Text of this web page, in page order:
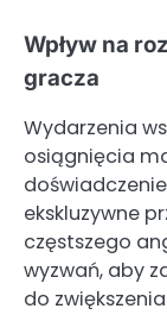
Wpływ na
gracza
Wydarzenia
osiągnięcia
ekskluzywne
częstszego
wyzwań, aby
do